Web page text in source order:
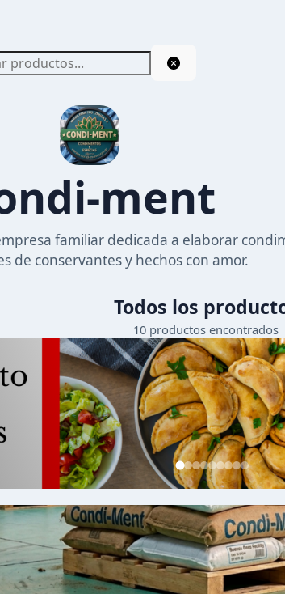
ment
familiar dedicada a elaborar
de conservantes y hechos con amor.
Todos los
10 productos encontrados